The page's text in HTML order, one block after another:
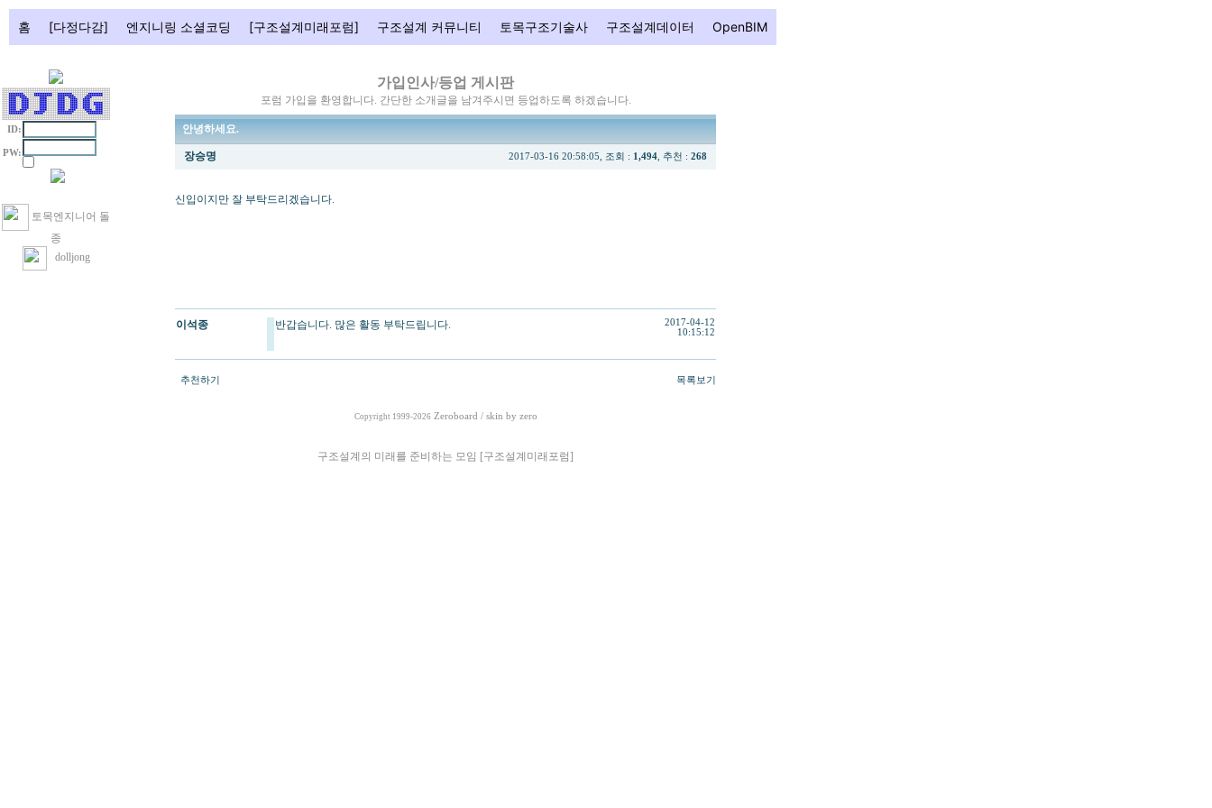
홈 [다정다감] 엔지니링 소셜코딩 [구조설계미래포럼] 구조설계 커뮤니티 토목구조기술사 구조설계데이터 OpenBIM
ID:
PW:
토목엔지니어 돌
종
dolljong
가입인사/등업 게시판
포럼 가입을 환영합니다. 간단한 소개글을 남겨주시면 등업하도록 하겠습니다.
안녕하세요.
장승명 2017-03-16 20:58:05, 조회 : 1,494 , 추천 : 268
신입이지만 잘 부탁드리겠습니다.
이석종 반갑습니다. 많은 활동 부탁드립니다.
2017-04-12
10:15:12
추천하기 목록보기
Copyright 1999-2026 Zeroboard / skin by zero
구조설계의 미래를 준비하는 모임 [구조설계미래포럼]